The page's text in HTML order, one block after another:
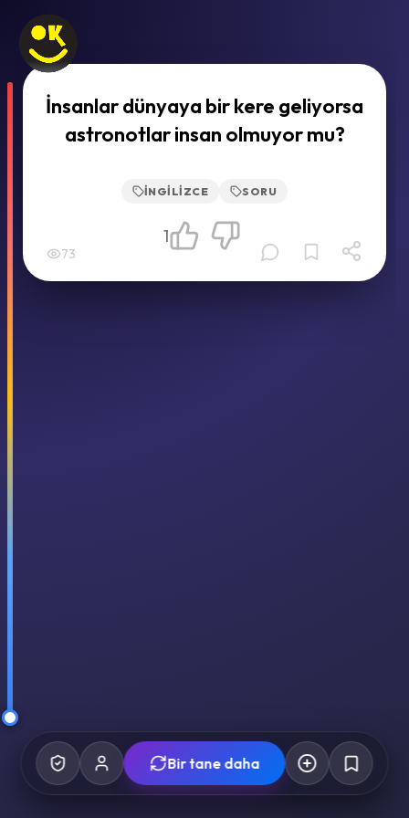
İnsanlar dünyaya bir kere geliyorsa
astronotlar insan olmuyor mu?
İNGILIZCE SORU
73
1
Bir tane daha